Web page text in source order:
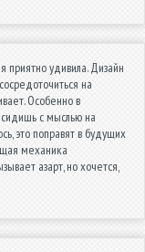
удивила. Дизайн
на
Особенно в
с мыслью на
это поправят в будущих
механика
азарт, но хочется,